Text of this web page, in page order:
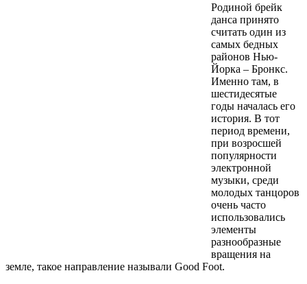
Родиной брейк
данса принято
считать один из
самых бедных
районов Нью-
Йорка – Бронкс.
Именно там, в
шестидесятые
годы началась его
история. В тот
период времени,
при возросшей
популярности
электронной
музыки, среди
молодых танцоров
очень часто
использовались
элементы
разнообразные
вращения на
земле, такое направление называли Good Foot.